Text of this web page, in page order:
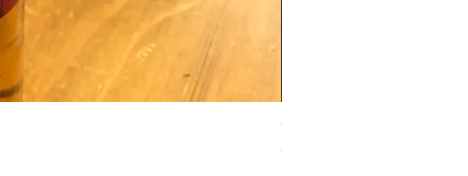
The Macallan A Night on
Price
€250.00